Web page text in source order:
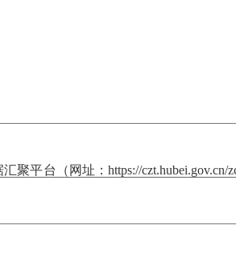
聚平台（网址：https://czt.hubei.gov.cn/